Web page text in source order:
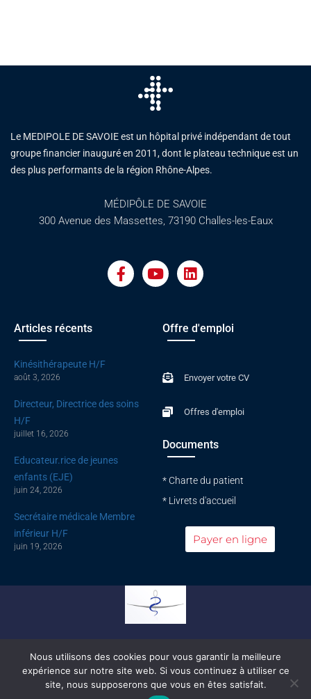
Le MEDIPOLE DE SAVOIE est un hôpital privé indépendant de tout
groupe financier inauguré en 2011, dont le plateau technique est un
des plus performants de la région Rhône-Alpes.
MÉDIPÔLE DE SAVOIE
300 Avenue des Massettes, 73190 Challes-les-Eaux
a
c
o
u
b
i
n
d
i
Articles récents
Kinésithérapeute H/F
août 3, 2026
Directeur, Directrice des soins
H/F
juillet 16, 2026
Educateur.rice de jeunes
enfants (EJE)
juin 24, 2026
Secrétaire médicale Membre
inférieur H/F
juin 19, 2026
Offre d'emploi
Envoyer votre CV
Offres d'emploi
Documents
* Charte du patient
* Livrets d'accueil
Payer en ligne
© All rights reserved |Mentions légales| Politique de confidentialité
Nous utilisons des cookies pour vous garantir la meilleure
expérience sur notre site web. Si vous continuez à utiliser ce
site, nous supposerons que vous en êtes satisfait.